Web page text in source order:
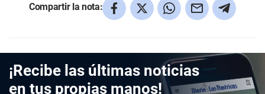
Compartir la nota:
¡Recibe las últimas noticias
en tus propias manos!